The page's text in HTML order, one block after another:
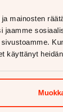
mainosten
käyttänyt
1/